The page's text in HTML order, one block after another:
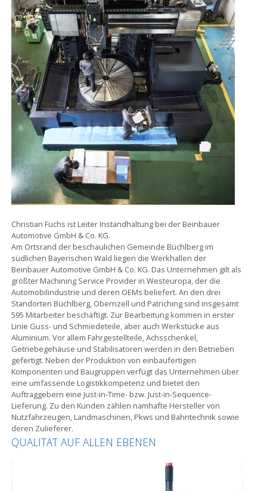
Christian Fuchs ist Leiter Instandhaltung bei der Beinbauer
Automotive GmbH & Co. KG.
Am Ortsrand der beschaulichen Gemeinde Büchlberg im
südlichen Bayerischen Wald liegen die Werkhallen der
Beinbauer Automotive GmbH & Co. KG. Das Unternehmen gilt als
größter Machining Service Provider in Westeuropa, der die
Automobilindustrie und deren OEMs beliefert. An den drei
Standorten Büchlberg, Obernzell und Patriching sind insgesamt
595 Mitarbeiter beschäftigt. Zur Bearbeitung kommen in erster
Linie Guss- und Schmiedeteile, aber auch Werkstücke aus
Aluminium. Vor allem Fahrgestellteile, Achsschenkel,
Getriebegehäuse und Stabilisatoren werden in den Betrieben
gefertigt. Neben der Produktion von einbaufertigen
Komponenten und Baugruppen verfügt das Unternehmen über
eine umfassende Logistikkompetenz und bietet den
Auftraggebern eine Just-in-Time- bzw. Just-in-Sequence-
Lieferung. Zu den Kunden zählen namhafte Hersteller von
Nutzfahrzeugen, Landmaschinen, Pkws und Bahntechnik sowie
deren Zulieferer.
QUALITÄT AUF ALLEN EBENEN